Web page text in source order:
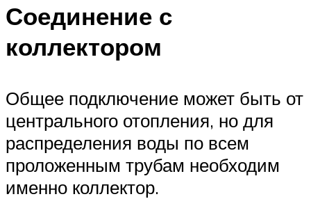
Соединение с
коллектором
Общее подключение может быть от
центрального отопления, но для
распределения воды по всем
проложенным трубам необходим
именно коллектор.